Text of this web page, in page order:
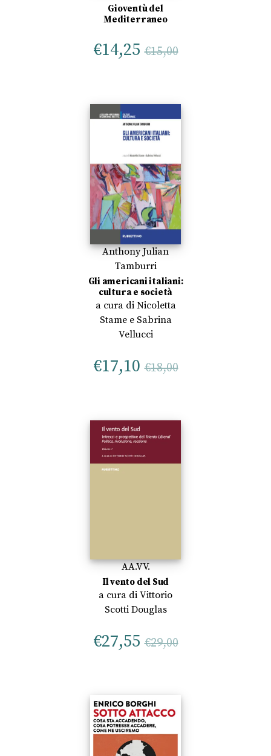
Gioventù del
Mediterraneo
€14,25 €15,00
Anthony Julian
Tamburri
Gli americani italiani:
cultura e società
a cura di Nicoletta
Stamee Sabrina
Vellucci
€17,10 €18,00
AA.VV.
Il vento del Sud
a cura di Vittorio
Scotti Douglas
€27,55 €29,00